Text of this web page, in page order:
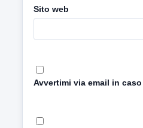
Sito web
Avvertimi via email in